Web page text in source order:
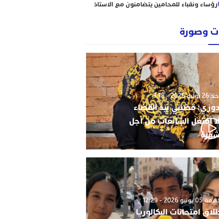
رؤساء ونقباء للمحامين يتضامنون مع الاستاذ
من يحمي وجدة من كارثة عقارية وشيكة؟
أحكام نافذة، رسوم مجمدة، ومشاريع
سكنية مشبوهة تهدد هيبة القانون وأمن
التعمير
استئنافية الرباط تنظر في سراح النقيب زيان؛
والدفاع يتمسك بالمادة 364 من المسطرة
الجنائية
وصورة
2026 - 3:18
قضيتي بيد القضاء
أفتعل الشائعات من أجل
يونيو 2026 - 12:29
امتحانات البكالوريا